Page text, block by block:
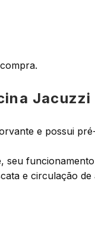
e possui
seu
e circulação de